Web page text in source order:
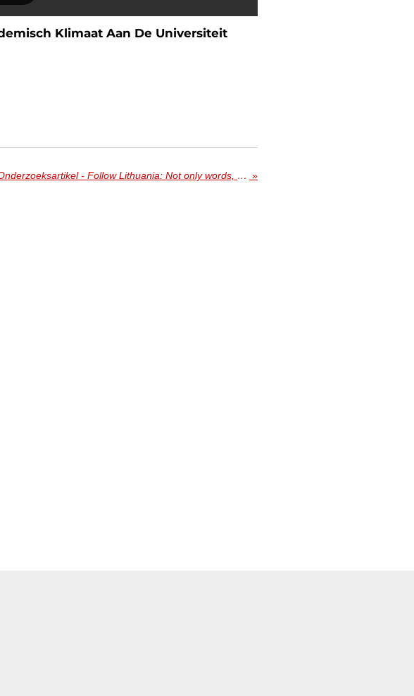
Klimaat Aan De Universiteit
EPIS Onderzoeksartikel - Follow Lithuania: Not only words, but also deeds »